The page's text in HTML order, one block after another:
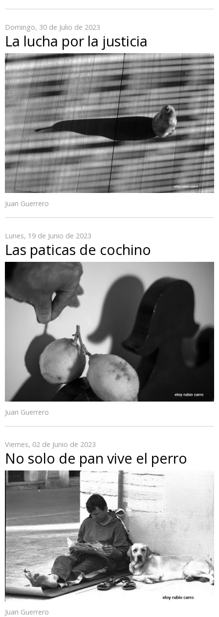
Domingo, 30 de Julio de 2023
La lucha por la justicia
Juan Guerrero
Lunes, 19 de Junio de 2023
Las paticas de cochino
Juan Guerrero
Viernes, 02 de Junio de 2023
No solo de pan vive el perro
Juan Guerrero